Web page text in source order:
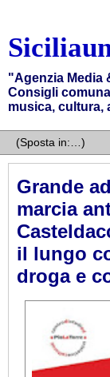
"Agenzia Media
Consigli
musica, cultura,
Grande
marcia
il lungo
droga e